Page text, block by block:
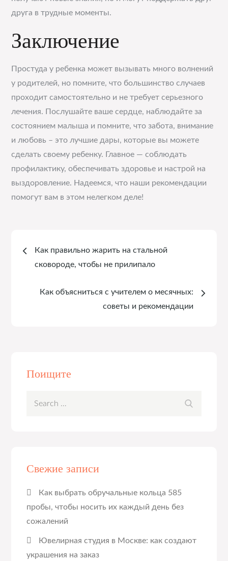
друга в трудные моменты.
Заключение
Простуда у ребенка может вызывать много волнений
у родителей, но помните, что большинство случаев
проходит самостоятельно и не требует серьезного
лечения. Послушайте ваше сердце, наблюдайте за
состоянием малыша и помните, что забота, внимание
и любовь – это лучшие дары, которые вы можете
сделать своему ребенку. Главное — соблюдать
профилактику, обеспечивать здоровье и настрой на
выздоровление. Надеемся, что наши рекомендации
помогут вам в этом нелегком деле!
Навигация
записям
Как правильно жарить на стальной
сковороде, чтобы не прилипало
Как объясниться с учителем о месячных:
советы и рекомендации
Поищите
Свежие записи
Как выбрать обручальные кольца 585
пробы, чтобы носить их каждый день без
сожалений
Ювелирная студия в Москве: как создают
украшения на заказ